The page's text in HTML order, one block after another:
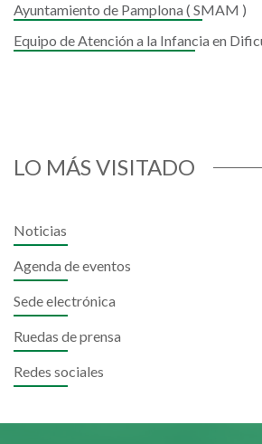
Ayuntamiento de Pamplona ( SMAM )
Equipo de Atención a la Infancia en
LO MÁS VISITADO
Noticias
Agenda de eventos
Sede electrónica
Ruedas de prensa
Redes sociales